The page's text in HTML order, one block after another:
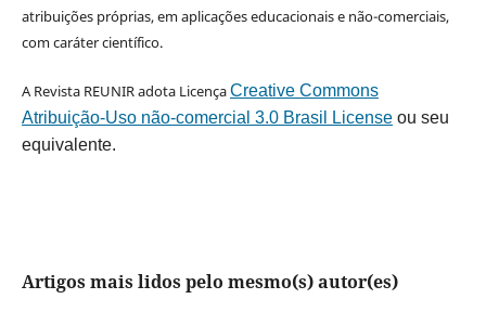
atribuições próprias, em aplicações educacionais e não-comerciais,
com caráter científico.
A Revista REUNIR adota LicençaCreative Commons
Atribuição-Uso não-comercial 3.0 Brasil Licenseou seu
equivalente.
Artigos mais lidos pelo mesmo(s) autor(es)